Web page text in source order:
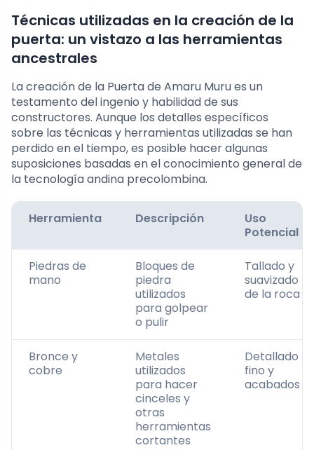
Técnicas utilizadas en la creación de la
puerta: un vistazo a las herramientas
ancestrales
La creación de la Puerta de Amaru Muru es un
testamento del ingenio y habilidad de sus
constructores. Aunque los detalles específicos
sobre las técnicas y herramientas utilizadas se han
perdido en el tiempo, es posible hacer algunas
suposiciones basadas en el conocimiento general de
la tecnología andina precolombina.
Herramienta Descripción
Uso
Potencial
Piedras de
mano
Bloques de
piedra
utilizados
para golpear
o pulir
Tallado y
suavizado
de la roca
Bronce y
cobre
Metales
utilizados
para hacer
cinceles y
otras
herramientas
cortantes
Detallado
fino y
acabados